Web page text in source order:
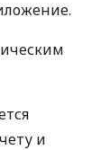
и